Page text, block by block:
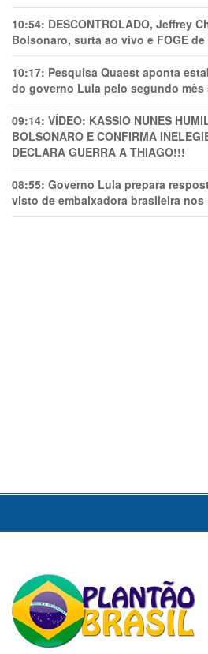
10:54: DESCONTROLADO, Jeffrey
Bolsonaro, surta ao vivo e FOGE
10:17: Pesquisa Quaest aponta
do governo Lula pelo segundo mês
09:14: VÍDEO: KASSIO NUNES
BOLSONARO E CONFIRMA
DECLARA GUERRA A THIAGO!!!
08:55: Governo Lula prepara
visto de embaixadora brasileira nos